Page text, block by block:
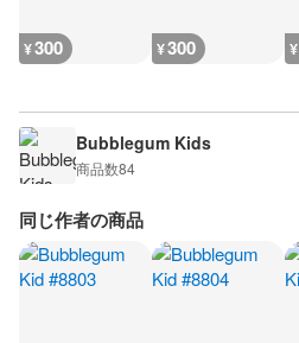
¥300 ¥300 ¥
Bubblegum Kids
商品数84
同じ作者の商品